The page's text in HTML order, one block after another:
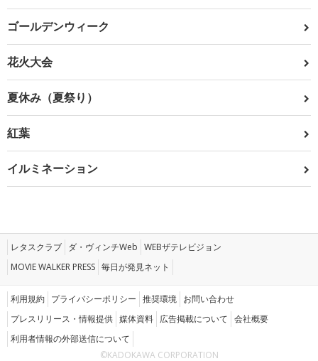
ゴールデンウィーク
花火大会
夏休み（夏祭り）
紅葉
イルミネーション
レタスクラブ ダ・ヴィンチWeb WEBザテレビジョン
MOVIE WALKER PRESS 毎日が発見ネット
利用規約 プライバシーポリシー 推奨環境 お問い合わせ
プレスリリース・情報提供 媒体資料 広告掲載について 会社概要
利用者情報の外部送信について
©KADOKAWA CORPORATION